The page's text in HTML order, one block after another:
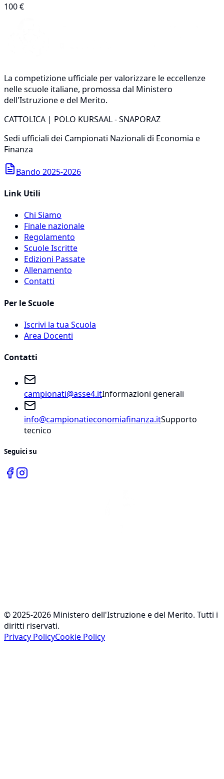
100 €
La competizione ufficiale per valorizzare le eccellenze
nelle scuole italiane, promossa dal Ministero
dell'Istruzione e del Merito.
CATTOLICA | POLO KURSAAL - SNAPORAZ
Sedi ufficiali dei Campionati Nazionali di Economia e
Finanza
Bando 2025-2026
Link Utili
Chi Siamo
Finale nazionale
Regolamento
Scuole Iscritte
Edizioni Passate
Allenamento
Contatti
Per le Scuole
Iscrivi la tua Scuola
Area Docenti
Contatti
campionati@asse4.itInformazioni generali
info@campionatieconomiafinanza.itSupporto
tecnico
Seguici su
© 2025-2026 Ministero dell'Istruzione e del Merito. Tutti i
diritti riservati.
Privacy PolicyCookie Policy